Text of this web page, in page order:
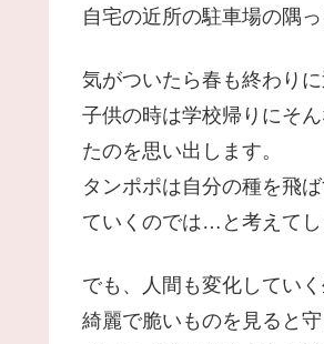
自宅の近所の駐車場の隅
気がついたら春も終わり
子供の時は学校帰りにそ
たのを思い出します。
タンポポは自分の種を飛
ていくのでは…と考えてし
でも、人間も変化していく
綺麗で脆いものを見ると